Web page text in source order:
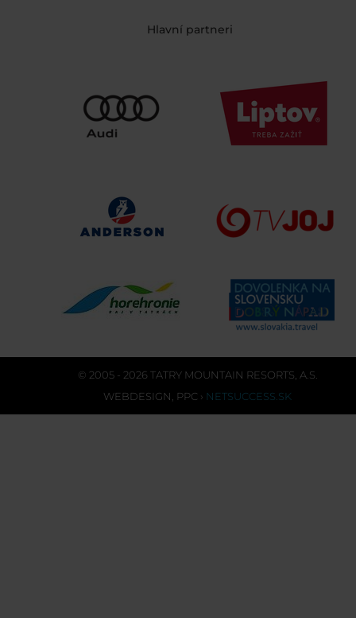
Hlavní partneri
© 2005 - 2026 TATRY MOUNTAIN RESORTS, A.S.
WEBDESIGN PPC › NETSUCCESS.SK